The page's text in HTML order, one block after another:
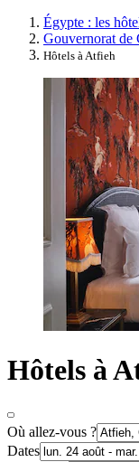
Égypte : les
Gouvernorat de
Hôtels à Atfieh
Hôtels à
Où allez-vous ?
Dates